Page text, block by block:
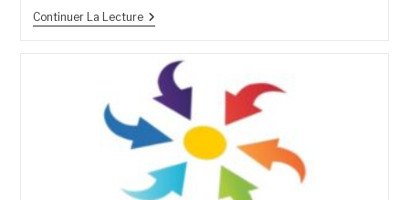
Continuer La Lecture